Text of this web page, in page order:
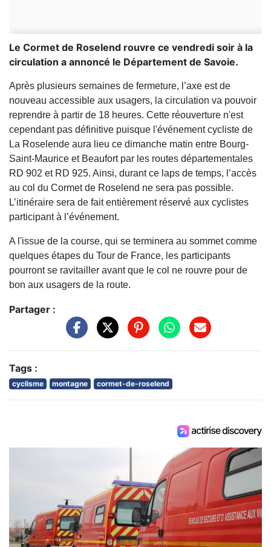
Le Cormet de Roselend rouvre ce vendredi soir à la
circulation a annoncé le Département de Savoie.
Après plusieurs semaines de fermeture, l’axe est de
nouveau accessible aux usagers, la circulation va pouvoir
reprendre à partir de 18 heures. Cette réouverture n'est
cependant pas définitive puisque l'événement cycliste de
La Roselende aura lieu ce dimanche matin entre Bourg-
Saint-Maurice et Beaufort par les routes départementales
RD 902 et RD 925. Ainsi, durant ce laps de temps, l’accès
au col du Cormet de Roselend ne sera pas possible.
L’itinéraire sera de fait entièrement réservé aux cyclistes
participant à l’événement.
A l'issue de la course, qui se terminera au sommet comme
quelques étapes du Tour de France, les participants
pourront se ravitailler avant que le col ne rouvre pour de
bon aux usagers de la route.
Partager :
Tags :
cyclisme montagne cormet-de-roselend